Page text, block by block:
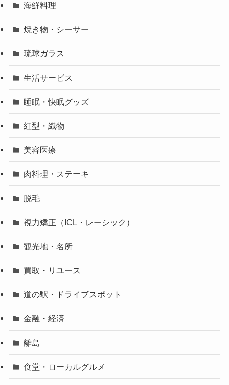
海鮮料理
焼き物・シーサー
琉球ガラス
生活サービス
睡眠・快眠グッズ
紅型・織物
美容医療
肉料理・ステーキ
脱毛
視力矯正（ICL・レーシック）
観光地・名所
買取・リユース
道の駅・ドライブスポット
金融・経済
離島
食堂・ローカルグルメ